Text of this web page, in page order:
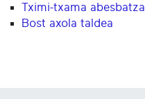
Tximi-txama abesbatza
Bost axola taldea